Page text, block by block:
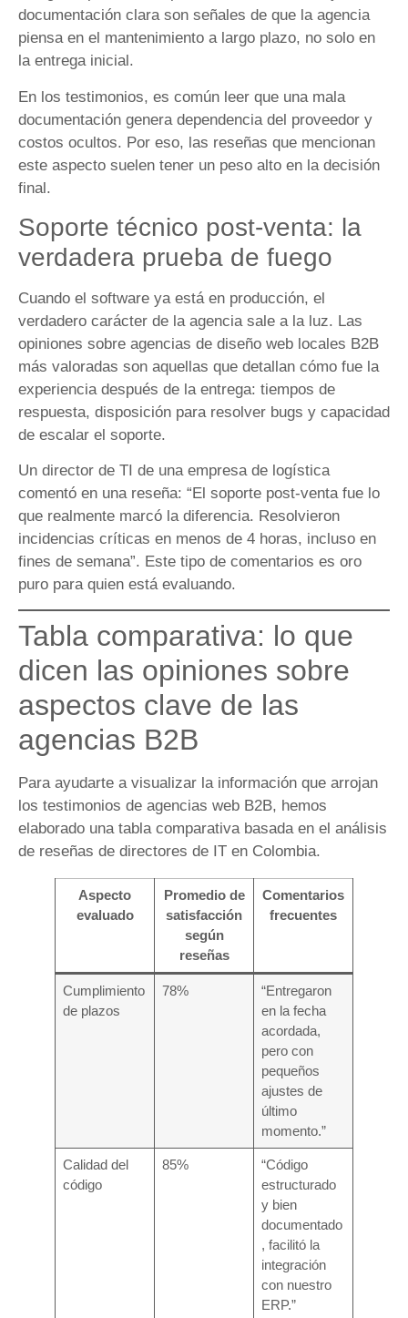
documentación clara son señales de que la agencia
piensa en el mantenimiento a largo plazo, no solo en
la entrega inicial.
En los testimonios, es común leer que una mala
documentación genera dependencia del proveedor y
costos ocultos. Por eso, las reseñas que mencionan
este aspecto suelen tener un peso alto en la decisión
final.
Soporte técnico post-venta: la
verdadera prueba de fuego
Cuando el software ya está en producción, el
verdadero carácter de la agencia sale a la luz. Las
opiniones sobre agencias de diseño web locales B2B
más valoradas son aquellas que detallan cómo fue la
experiencia después de la entrega: tiempos de
respuesta, disposición para resolver bugs y capacidad
de escalar el soporte.
Un director de TI de una empresa de logística
comentó en una reseña: “El soporte post-venta fue lo
que realmente marcó la diferencia. Resolvieron
incidencias críticas en menos de 4 horas, incluso en
fines de semana”. Este tipo de comentarios es oro
puro para quien está evaluando.
Tabla comparativa: lo que
dicen las opiniones sobre
aspectos clave de las
agencias B2B
Para ayudarte a visualizar la información que arrojan
los testimonios de agencias web B2B, hemos
elaborado una tabla comparativa basada en el análisis
de reseñas de directores de IT en Colombia.
Aspecto
evaluado
Promedio de
satisfacción
según
reseñas
Comentarios
frecuentes
Cumplimiento
de plazos
78%
“Entregaron
en la fecha
acordada,
pero con
pequeños
ajustes de
último
momento.”
Calidad del
código
85%
“Código
estructurado
y bien
documentado
, facilitó la
integración
con nuestro
ERP.”